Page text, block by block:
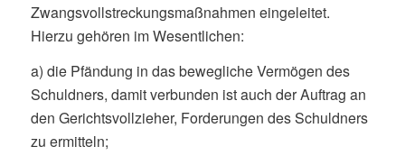
Zwangsvollstreckungsmaßnahmen eingeleitet.
Hierzu gehören im Wesentlichen:
a) die Pfändung in das bewegliche Vermögen des
Schuldners, damit verbunden ist auch der Auftrag an
den Gerichtsvollzieher, Forderungen des Schuldners
zu ermitteln;